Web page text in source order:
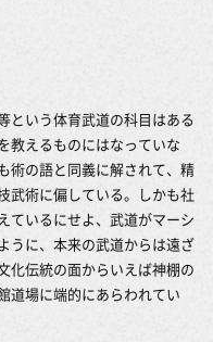
という体育武道の科目はある
教えるものにはなっていな
術の語と同義に解されて、精
武術に偏している。しかも社
ているにせよ、武道がマーシ
うに、本来の武道からは遠ざ
化伝統の面からいえば神棚の
道場に端的にあらわれてい